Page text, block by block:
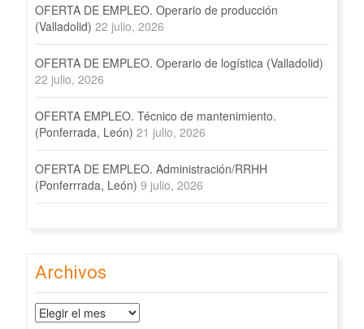
OFERTA DE EMPLEO. Operario de producción
(Valladolid) 22 julio, 2026
OFERTA DE EMPLEO. Operario de logística (Valladolid)
22 julio, 2026
OFERTA EMPLEO. Técnico de mantenimiento.
(Ponferrada, León) 21 julio, 2026
OFERTA DE EMPLEO. Administración/RRHH
(Ponferrrada, León) 9 julio, 2026
Archivos
Archivos